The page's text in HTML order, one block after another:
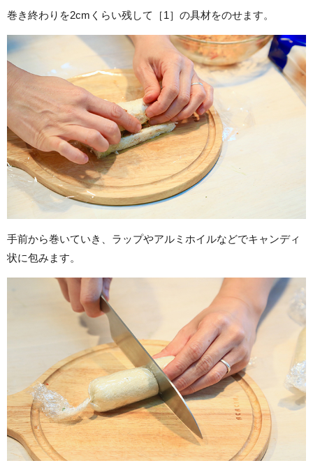
巻き終わりを2cmくらい残して［1］の具材をのせます。
手前から巻いていき、ラップやアルミホイルなどでキャンディ
状に包みます。